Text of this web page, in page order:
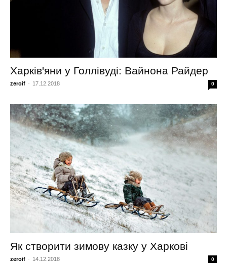
Харків'яни у Голлівуді: Вайнона Райдер
zeroif - 17.12.2018 0
Як створити зимову казку у Харкові
zeroif - 14.12.2018 0